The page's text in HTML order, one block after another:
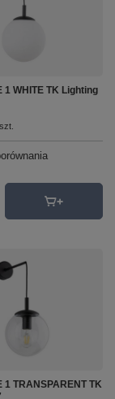
1 WHITE TK Lighting
szt.
1 TRANSPARENT TK